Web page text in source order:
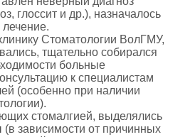
глоссит и др.), назначалось
Стоматологии ВолГМУ,
тщательно собирался
больные
к специалистам
(особенно при наличии
стомалгией, выделялись
зависимости от причинных